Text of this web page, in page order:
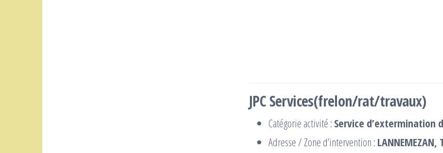
JPC Services(frelon/rat/travaux)
Catégorie activité : Service d’extermination
Adresse / Zone d’intervention : LANNEMEZAN,